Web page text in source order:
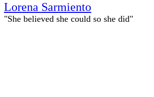
Lorena Sarmiento
"She believed she could so she did"